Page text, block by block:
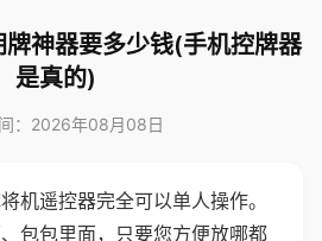
神器要多少钱(手机控牌器
是真的)
：2026年08月08日
机遥控器完全可以单人操作。
包包里面，只要您方便放哪都